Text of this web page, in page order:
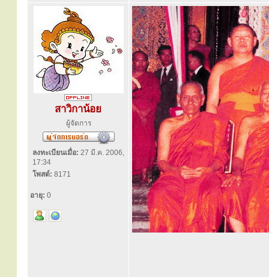
สาวิกาน้อย
ผู้จัดการ
ลงทะเบียนเมื่อ: 27 มี.ค. 2006,
17:34
โพสต์: 8171
อายุ: 0